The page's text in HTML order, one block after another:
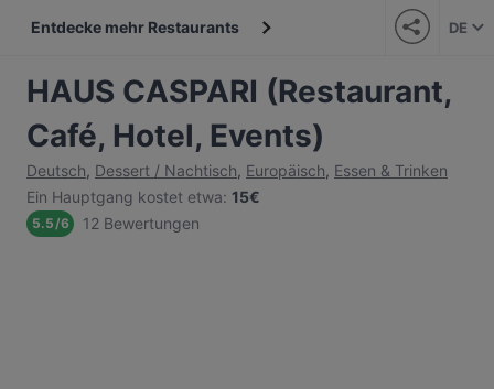
Entdecke mehr Restaurants DE
HAUS CASPARI (Restaurant,
Café, Hotel, Events)
Deutsch, Dessert / Nachtisch, Europäisch, Essen & Trinken
Ein Hauptgang kostet etwa: 15€
5.5/6 12 Bewertungen